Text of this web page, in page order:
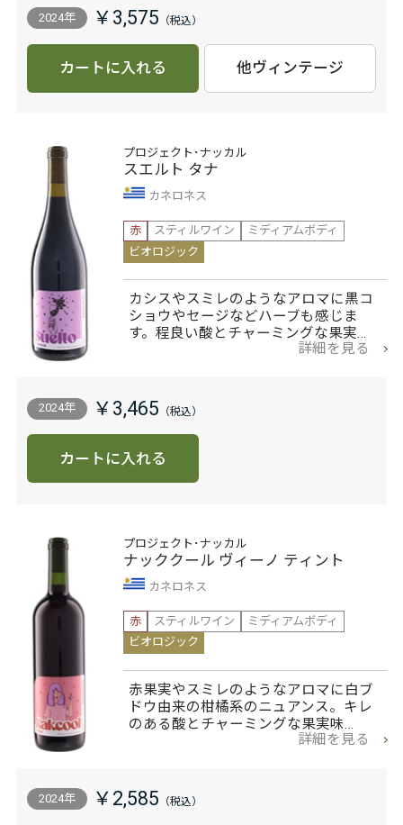
2024年 ￥3,575
カートに入れる 他ヴィンテージ
プロジェクト･ナッカル
スエルト タナ
カネロネス
赤
スティルワイン
ミディアムボディ
ビオロジック
カシスやスミレのようなアロマに黒コ
ショウやセージなどハーブも感じま
す。程良い酸とチャーミングな果実…
詳細を見る
2024年 ￥3,465
カートに入れる
プロジェクト･ナッカル
ナッククール ヴィーノ ティント
カネロネス
赤
スティルワイン
ミディアムボディ
ビオロジック
赤果実やスミレのようなアロマに白ブ
ドウ由来の柑橘系のニュアンス。キレ
のある酸とチャーミングな果実味…
詳細を見る
2024年 ￥2,585